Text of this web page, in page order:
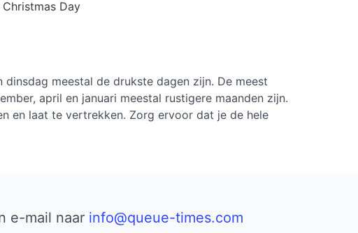
Christmas Day
meestal de drukste dagen zijn. De meest
april en januari meestal rustigere maanden zijn.
en laat te vertrekken. Zorg ervoor dat je de hele
e-mail naar info@queue-times.com